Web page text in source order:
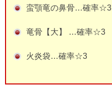
蛮顎竜の鼻骨…確率☆3
竜骨【大】 …確率☆3
火炎袋…確率☆3